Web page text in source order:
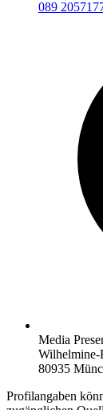
089
Media
Wilhelmine-
80935
Profilangaben